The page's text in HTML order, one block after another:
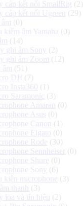
cáp kết nối SmallRig (2)
cáp kết nối Ugreen
(29)
(0)
kiểm âm Yamaha (0)
(14)
ghi âm Sony (2)
ghi âm Zoom (12)
âm (51)
DJI (7)
Insta360 (1)
Saramonic (3)
Amaran
(0)
Asus (0)
Canon
(1)
Elgato (0)
Rode (30)
Sennheiser
(0)
Shure (0)
Sony (6)
kiện microphone (3)
thanh
(3)
loa và tín hiệu
(2)